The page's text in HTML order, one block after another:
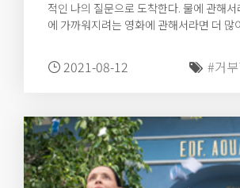
적인 나의 질문으로 도착한다. 물에 관해
에 가까워지려는 영화에 관해서라면 더 많
찾아 헤매고 싶다. 무더운 여름 탓일까. 하
큼 수영에 빠져 살기 때문일까. 물이 되는
2021-08-12 #거